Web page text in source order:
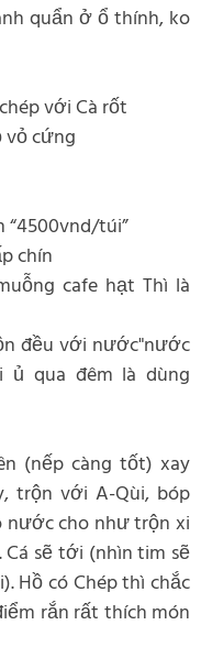
quẩn ở ổ thính, ko
với Cà rốt
vỏ cứng
“4500vnd/túi”
chín
cafe hạt Thì là
đều với nước"nước
qua đêm là dùng
(nếp càng tốt) xay
trộn với A-Qùi, bóp
cho như trộn xi
Cá sẽ tới (nhìn tim sẽ
Hồ có Chép thì chắc
rắn rất thích món